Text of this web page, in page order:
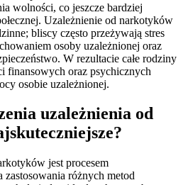
wolności, co jeszcze bardziej
Uzależnienie od narkotyków
bliscy często przeżywają stres
osoby uzależnionej oraz
W rezultacie całe rodziny
finansowych oraz psychicznych
osobie uzależnionej.
uzależnienia od
jest procesem
różnych metod